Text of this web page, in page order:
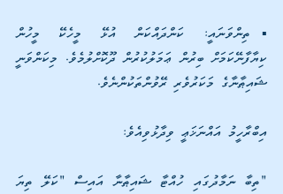
▪️ތިންވަނައީ: ކަންދައްކަން އުޅޭ މީހެކޭ މީހުން
ކިޔާފާނޭކަމަށް ބިރުން ޢަމަލުކުރުން ދޫކޮށްލުމެވެ. މިކަންވަނީ
ޝައިޠާނާގެ މަކަރުވެރި ރޭވުންތަކުންނެވެ.
އިބްރާހީމު އައްނަޚަޢީ ވިދާޅުވިއެވެ:
"ތިބާ ނަމާދުގައި ހުއްޓާ ޝައިޠާނާ އައިސް "ކަލޭ ތިޔަ